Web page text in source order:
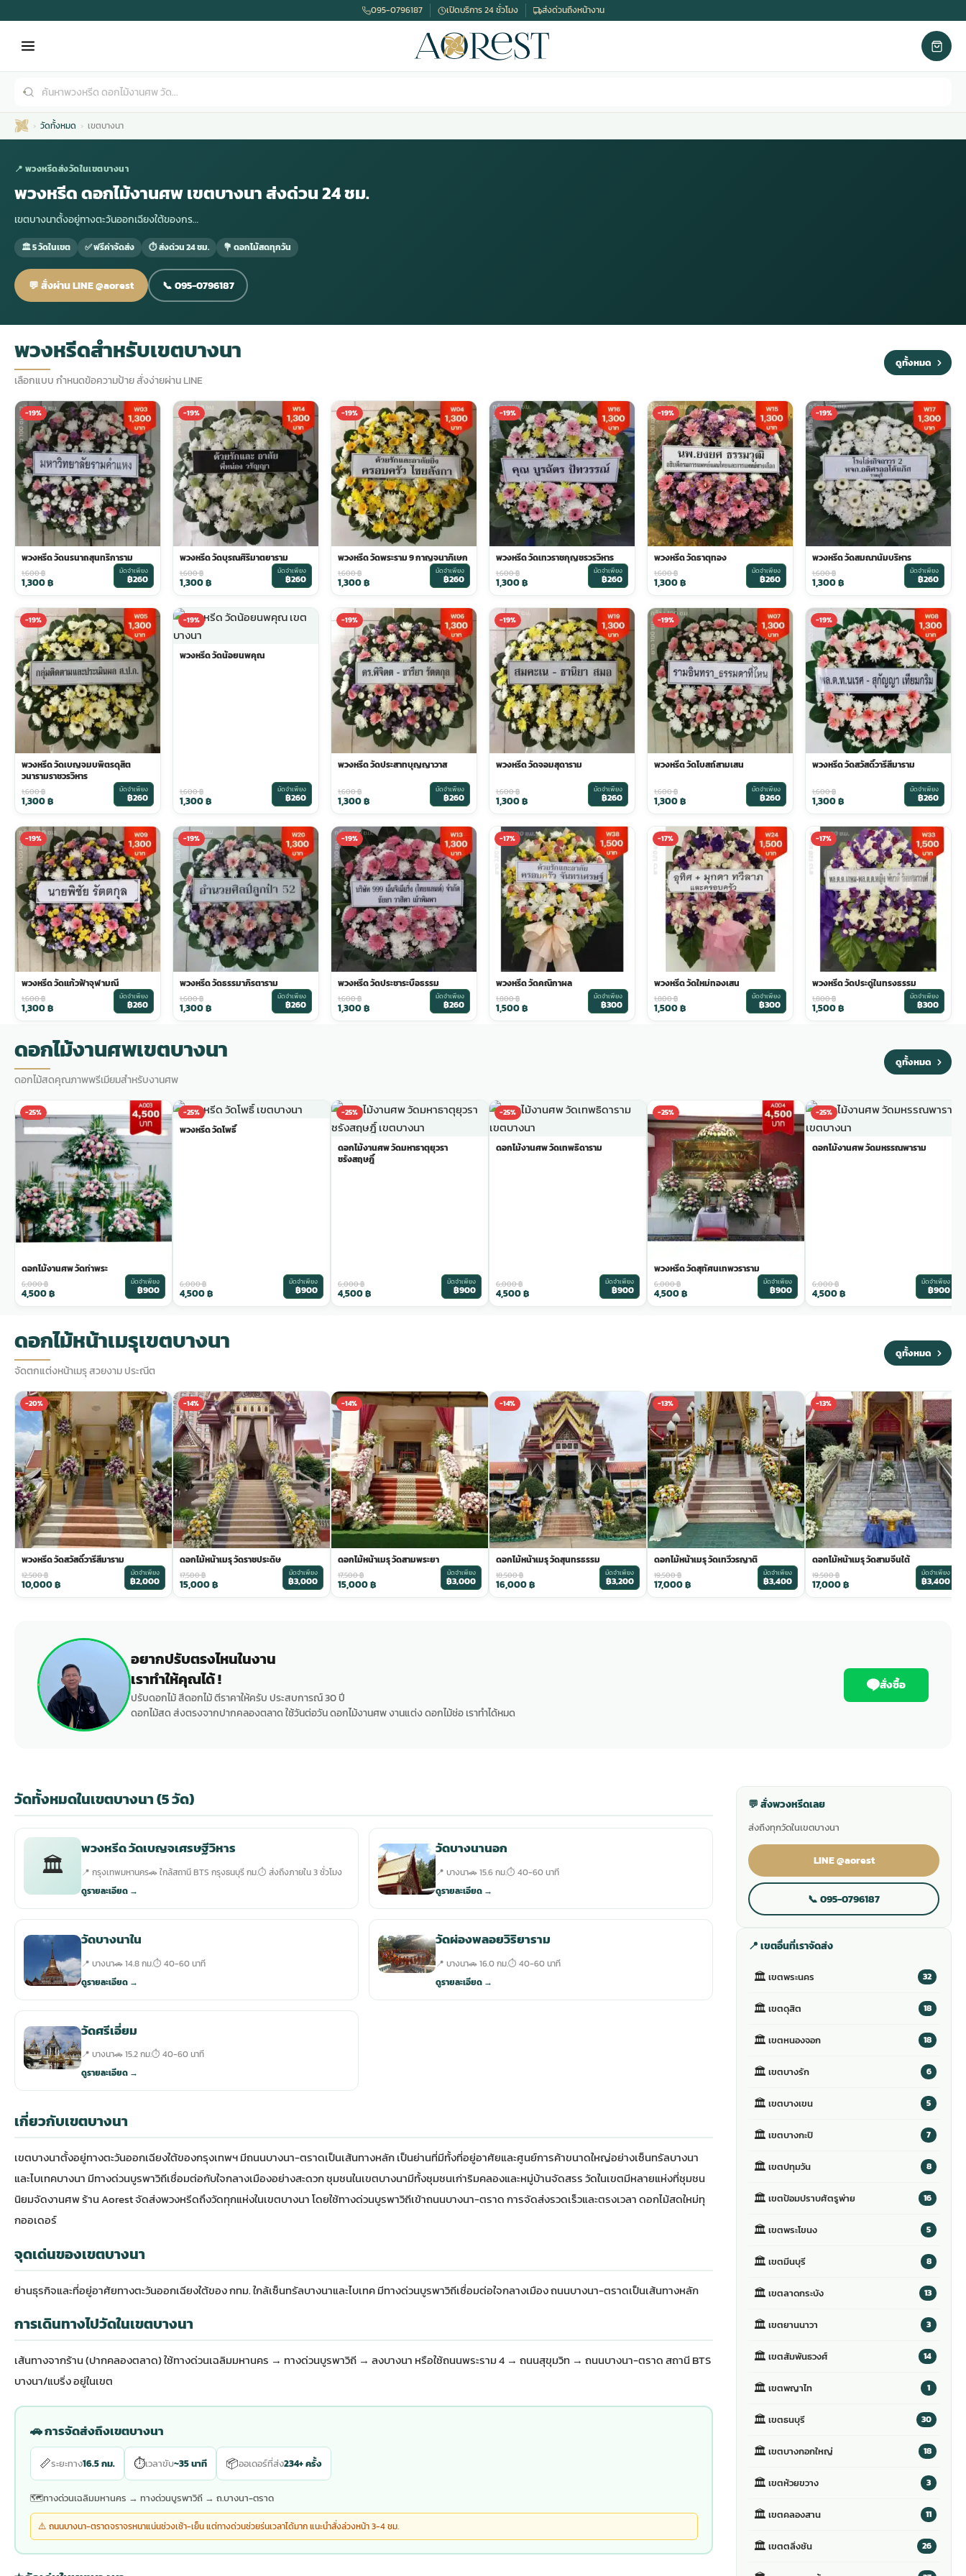
ดอกไม้หน้าศพ
ดอกไม้จัดงานศพ
ดอกไม้หน้าหีบ
ดอกไม้หน้างานศพ
ดอกไม้หน้าโลง
จัดดอกไม้หน้ารูป
จัดดอกไม้หน้าโลง
ดอกไม้ศพ
ดอกไม้งานศพ ส่งด่วน
ดอกไม้งานศพ กรุงเทพ
ดอกไม้งานศพ ปากคลองตลาด
ร้านดอกไม้งานศพ ใกล้ฉัน
ดอกไม้งานศพ ราคาถูก
จัดดอกไม้งานศพ ราคา
ดอกไม้งานศพ ส่งฟรี
ดอกไม้งานศพ ออนไลน์
พวงดอกไม้งานศพ
tpdecorate ปูพื้น
พวงหรีด กรุงเทพ
พวงหรีดราคา
ร้านพวงหรีด
ดอกไม้พวงหรีด
พวงหรีดปทุม
พวงหรีดพระราม 2
พวงหรีด ปากคลองตลาด
พวงหรีดราคาถูก
พวงหรีดดอกไม้สด
พวงหรีดดอกไม้สด ราคาถูก
สั่งพวงหรีด ออนไลน์
ส่งพวงหรีด ด่วน กรุงเทพ
ร้านพวงหรีด กรุงเทพ ส่งฟรี
พวงหรีด ปากคลองตลาด ราคา
พวงหรีด ส่งด่วน วันนี้
มรุ
น้าเมรุ
ไม้หน้าเมรุ
กไม้หน้าเมรุ
น้าเมรุ ราคา
มรุ กรุงเทพ
ม้หน้าเมรุ
มรุ ราคาถูก
ม้หน้าเมรุ
ระดับเมรุ
มรุ ออนไลน์
มรุ ส่งด่วน
น้าเมรุ กรุงเทพ
ไม้งานแต่ง
ไม้งานแต่ง ราคา
ไม้งานแต่ง กรุงเทพ
อกไม้งานแต่ง
ดอกไม้งานแต่ง
ไม้งานแต่ง แบบสวยๆ
พวงหรีดพัดลม
พวงหรีดพัดลม ราคา
พวงหรีดพัดลม กรุงเทพ
พวงหรีดพัดลม ส่งด่วน
สั่งพวงหรีดพัดลม
ร้านพวงหรีดพัดลม
พวงหรีดพัดลม ปากคลองตลาด
พวงหรีดพัดลม แบบสวยๆ
รับจัดงานศพ
รับจัดงานศพ ราคา
รับจัดงานศพ กรุงเทพ
แพ็คเกจจัดงานศพ
ค่าใช้จ่ายจัดงานศพ
จัดงานศพ วัด
ขั้นตอนจัดงานศพ
จัดงานศพ ราคาถูก
095-0796187 เปิดบริการ 24 ชั่วโมง ส่งด่วนถึงหน้างาน
วัดทั้งหมด เขตบางนา
📍 พวงหรีดส่งวัดในเขตบางนา
พวงหรีด ดอกไม้งานศพ เขตบางนา ส่งด่วน 24 ชม.
เขตบางนาตั้งอยู่ทางตะวันออกเฉียงใต้ของกร…
🏛 5 วัดในเขต ✅ ฟรีค่าจัดส่ง ⏱ ส่งด่วน 24 ชม. 💐 ดอกไม้สดทุกวัน
💬 สั่งผ่าน LINE @aorest 📞 095-0796187
พวงหรีดสำหรับเขตบางนา
เลือกแบบ กำหนดข้อความป้าย สั่งง่ายผ่าน LINE
ดูทั้งหมด
-19%
พวงหรีด วัดนรนาถสุนทริการาม
1,600฿
1,300฿
มัดจำเพียง
฿260
-19%
พวงหรีด วัดบุรณศิริมาตยาราม
1,600฿
1,300฿
มัดจำเพียง
฿260
-19%
พวงหรีด วัดพระราม 9 กาญจนาภิเษก
1,600฿
1,300฿
มัดจำเพียง
฿260
-19%
พวงหรีด วัดเทวราชกุญชรวรวิหาร
1,600฿
1,300฿
มัดจำเพียง
฿260
-19%
พวงหรีด วัดธาตุทอง
1,600฿
1,300฿
มัดจำเพียง
฿260
-19%
พวงหรีด วัดสมณานัมบริหาร
1,600฿
1,300฿
มัดจำเพียง
฿260
-19%
พวงหรีด วัดเบญจมบพิตรดุสิต
วนารามราชวรวิหาร
1,600฿
1,300฿
มัดจำเพียง
฿260
-19%
พวงหรีด วัดน้อยนพคุณ
1,600฿
1,300฿
มัดจำเพียง
฿260
-19%
พวงหรีด วัดประสาทบุญญาวาส
1,600฿
1,300฿
มัดจำเพียง
฿260
-19%
พวงหรีด วัดจอมสุดาราม
1,600฿
1,300฿
มัดจำเพียง
฿260
-19%
พวงหรีด วัดโบสถ์สามเสน
1,600฿
1,300฿
มัดจำเพียง
฿260
-19%
พวงหรีด วัดสวัสดิ์วารีสีมาราม
1,600฿
1,300฿
มัดจำเพียง
฿260
-19%
พวงหรีด วัดแก้วฟ้าจุฬามณี
1,600฿
1,300฿
มัดจำเพียง
฿260
-19%
พวงหรีด วัดธรรมาภิรตาราม
1,600฿
1,300฿
มัดจำเพียง
฿260
-19%
พวงหรีด วัดประชาระบือธรรม
1,600฿
1,300฿
มัดจำเพียง
฿260
-17%
พวงหรีด วัดคณิกาผล
1,800฿
1,500฿
มัดจำเพียง
฿300
-17%
พวงหรีด วัดใหม่ทองเสน
1,800฿
1,500฿
มัดจำเพียง
฿300
-17%
พวงหรีด วัดประดู่ในทรงธรรม
1,800฿
1,500฿
มัดจำเพียง
฿300
ดอกไม้งานศพเขตบางนา
ดอกไม้สดคุณภาพพรีเมียมสำหรับงานศพ
ดูทั้งหมด
-25%
ดอกไม้งานศพ วัดท่าพระ
6,000฿
4,500฿
มัดจำเพียง
฿900
-25%
พวงหรีด วัดโพธิ์
6,000฿
4,500฿
มัดจำเพียง
฿900
-25%
ดอกไม้งานศพ วัดมหาธาตุยุวรา
ชรังสฤษฎิ์
6,000฿
4,500฿
มัดจำเพียง
฿900
-25%
ดอกไม้งานศพ วัดเทพธิดาราม
6,000฿
4,500฿
มัดจำเพียง
฿900
-25%
พวงหรีด วัดสุทัศนเทพวราราม
6,000฿
4,500฿
มัดจำเพียง
฿900
-25%
ดอกไม้งานศพ วัดมหรรณพาราม
6,000฿
4,500฿
มัดจำเพียง
฿900
ดอกไม้หน้าเมรุเขตบางนา
จัดตกแต่งหน้าเมรุ สวยงาม ประณีต
ดูทั้งหมด
-20%
พวงหรีด วัดสวัสดิ์วารีสีมาราม
12,500฿
10,000฿
มัดจำเพียง
฿2,000
-14%
ดอกไม้หน้าเมรุ วัดราชประดิษ
17,500฿
15,000฿
มัดจำเพียง
฿3,000
-14%
ดอกไม้หน้าเมรุ วัดสามพระยา
17,500฿
15,000฿
มัดจำเพียง
฿3,000
-14%
ดอกไม้หน้าเมรุ วัดสุนทรธรรม
18,500฿
16,000฿
มัดจำเพียง
฿3,200
-13%
ดอกไม้หน้าเมรุ วัดเทวีวรญาติ
19,500฿
17,000฿
มัดจำเพียง
฿3,400
-13%
ดอกไม้หน้าเมรุ วัดสามจีนใต้
19,500฿
17,000฿
มัดจำเพียง
฿3,400
อยากปรับตรงไหนในงาน
เราทำให้คุณได้ !
ปรับดอกไม้ สีดอกไม้ ตีราคาให้ครับ ประสบการณ์ 30 ปี
ดอกไม้สด ส่งตรงจากปากคลองตลาด ใช้วันต่อวัน ดอกไม้งานศพ งานแต่ง ดอกไม้ช่อ เราทำได้หมด
สั่งซื้อ
วัดทั้งหมดในเขตบางนา (5 วัด)
🏛️
พวงหรีด วัดเบญจเศรษฐีวิหาร
📍 กรุงเทพมหานคร🚗 ใกล้สถานี BTS กรุงธนบุรี กม.⏱ ส่งถึงภายใน 3 ชั่วโมง
ดูรายละเอียด →
วัดบางนานอก
📍 บางนา🚗 15.6 กม.⏱ 40-60 นาที
ดูรายละเอียด →
วัดบางนาใน
📍 บางนา🚗 14.8 กม.⏱ 40-60 นาที
ดูรายละเอียด →
วัดผ่องพลอยวิริยาราม
📍 บางนา🚗 16.0 กม.⏱ 40-60 นาที
ดูรายละเอียด →
วัดศรีเอี่ยม
📍 บางนา🚗 15.2 กม.⏱ 40-60 นาที
ดูรายละเอียด →
เกี่ยวกับเขตบางนา
เขตบางนาตั้งอยู่ทางตะวันออกเฉียงใต้ของกรุงเทพฯ มีถนนบางนา-ตราดเป็นเส้นทางหลัก เป็นย่านที่มีทั้งที่อยู่อาศัยและศูนย์การค้าขนาดใหญ่อย่างเซ็นทรัลบางนา
และไบเทคบางนา มีทางด่วนบูรพาวิถีเชื่อมต่อกับใจกลางเมืองอย่างสะดวก ชุมชนในเขตบางนามีทั้งชุมชนเก่าริมคลองและหมู่บ้านจัดสรร วัดในเขตมีหลายแห่งที่ชุมชน
นิยมจัดงานศพ ร้าน Aorest จัดส่งพวงหรีดถึงวัดทุกแห่งในเขตบางนา โดยใช้ทางด่วนบูรพาวิถีเข้าถนนบางนา-ตราด การจัดส่งรวดเร็วและตรงเวลา ดอกไม้สดใหม่ทุ
กออเดอร์
จุดเด่นของเขตบางนา
ย่านธุรกิจและที่อยู่อาศัยทางตะวันออกเฉียงใต้ของ กทม. ใกล้เซ็นทรัลบางนาและไบเทค มีทางด่วนบูรพาวิถีเชื่อมต่อใจกลางเมือง ถนนบางนา-ตราดเป็นเส้นทางหลัก
การเดินทางไปวัดในเขตบางนา
เส้นทางจากร้าน (ปากคลองตลาด) ใช้ทางด่วนเฉลิมมหานคร → ทางด่วนบูรพาวิถี → ลงบางนา หรือใช้ถนนพระราม 4 → ถนนสุขุมวิท → ถนนบางนา-ตราด สถานี BTS
บางนา/แบริ่ง อยู่ในเขต
🚗 การจัดส่งถึงเขตบางนา
📏ระยะทาง16.5 กม. ⏱เวลาขับ~35 นาที 📦ออเดอร์ที่ส่ง234+ ครั้ง
🗺ทางด่วนเฉลิมมหานคร → ทางด่วนบูรพาวิถี → ถ.บางนา-ตราด
⚠️ ถนนบางนา-ตราดจราจรหนาแน่นช่วงเช้า-เย็น แต่ทางด่วนช่วยร่นเวลาได้มาก แนะนำสั่งล่วงหน้า 3-4 ชม.
💬 สั่งพวงหรีดเลย
ส่งถึงทุกวัดในเขตบางนา
LINE @aorest
📞 095-0796187
📍 เขตอื่นที่เราจัดส่ง
🏛 เขตพระนคร 32
🏛 เขตดุสิต 18
🏛 เขตหนองจอก 18
🏛 เขตบางรัก 6
🏛 เขตบางเขน 5
🏛 เขตบางกะปิ 7
🏛 เขตปทุมวัน 8
🏛 เขตป้อมปราบศัตรูพ่าย 16
🏛 เขตพระโขนง 5
🏛 เขตมีนบุรี 8
🏛 เขตลาดกระบัง 13
🏛 เขตยานนาวา 3
🏛 เขตสัมพันธวงศ์ 14
🏛 เขตพญาไท 1
🏛 เขตธนบุรี 30
🏛 เขตบางกอกใหญ่ 18
🏛 เขตห้วยขวาง 3
🏛 เขตคลองสาน 11
🏛 เขตตลิ่งชัน 26